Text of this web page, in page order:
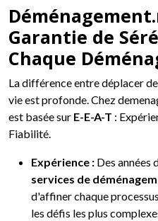
Garantie de
Chaque
La différence entre déplacer
vie est profonde. Chez
est basée sur E-E-A-T :
Fiabilité.
Expérience : Des années
services de
d'affiner chaque
les défis les plus